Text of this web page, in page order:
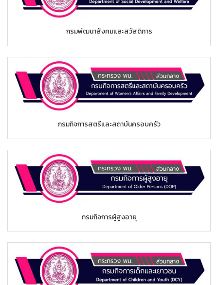
กรมพัฒนาสังคมและสวัสดิการ
กรมกิจการสตรีและสถาบันครอบครัว
กรมกิจการผู้สูงอายุ